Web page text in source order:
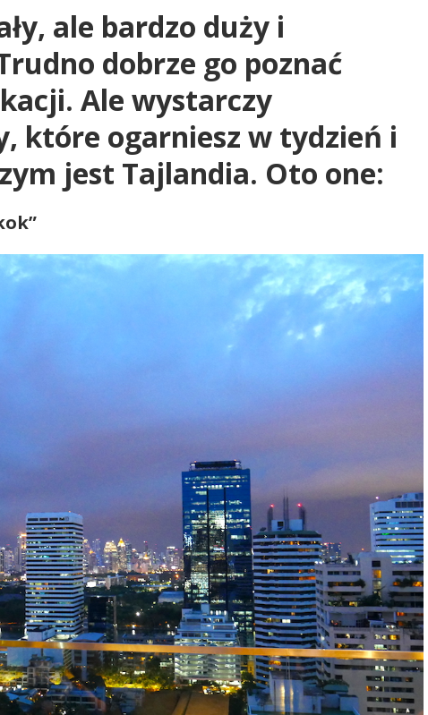
ale bardzo duży i
dobrze go poznać
Ale wystarczy
które ogarniesz w tydzień i
jest Tajlandia. Oto one: